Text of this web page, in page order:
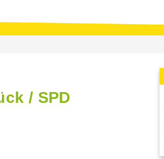
/ SPD